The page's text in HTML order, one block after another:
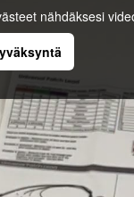
nähdäksesi